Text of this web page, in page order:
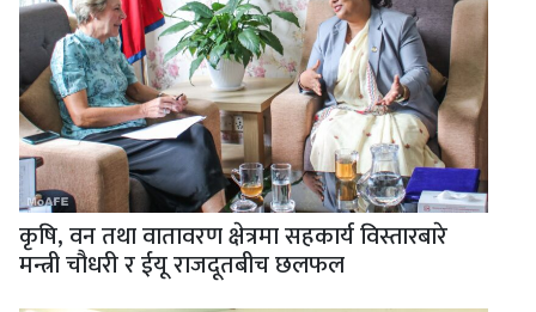
कृषि, वन तथा वातावरण क्षेत्रमा सहकार्य विस्तारबारे
मन्त्री चौधरी र ईयू राजदूतबीच छलफल